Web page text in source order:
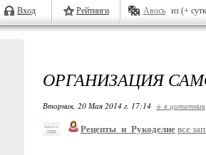
Вход Рейтинги Авось из (+
ОРГАНИЗАЦИЯ
Вторник, 20 Мая 2014 г. 17:14 + в цитатник
Рецепты_и_Рукоделие все